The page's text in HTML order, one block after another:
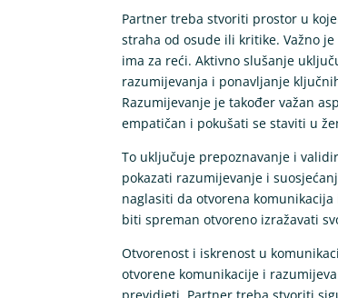
Partner treba stvoriti prostor u
straha od osude ili kritike. Važno
ima za reći. Aktivno slušanje
razumijevanja i ponavljanje
Razumijevanje je također važan
empatičan i pokušati se staviti u
To uključuje prepoznavanje i
pokazati razumijevanje i
naglasiti da otvorena
biti spreman otvoreno izražavati
Otvorenost i iskrenost u
otvorene komunikacije i